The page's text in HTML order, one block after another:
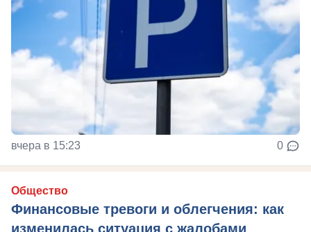
вчера в 15:23 0
Общество
Финансовые тревоги и облегчения: как
изменилась ситуация с жалобами